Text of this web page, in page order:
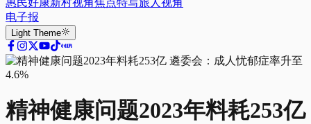
电子报
Light Theme
精神健康问题2023年料耗253亿